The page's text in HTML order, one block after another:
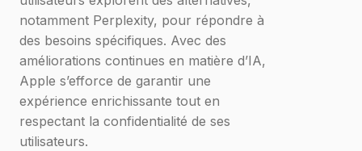
notamment Perplexity, pour répondre à
des besoins spécifiques. Avec des
améliorations continues en matière d’IA,
Apple s’efforce de garantir une
expérience enrichissante tout en
respectant la confidentialité de ses
utilisateurs.